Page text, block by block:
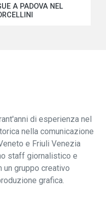
A PADOVA NEL
di esperienza nel
nella comunicazione
e Friuli Venezia
staff giornalistico e
un gruppo creativo
grafica.